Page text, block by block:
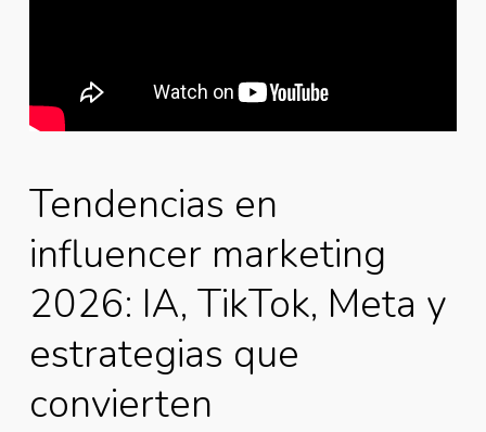
Tendencias en
influencer marketing
2026: IA, TikTok, Meta y
estrategias que
convierten